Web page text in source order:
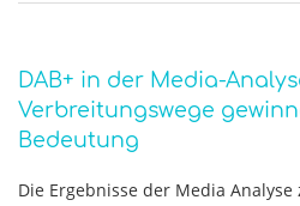
DAB+ in der Media-
Verbreitungswege
Bedeutung
Die Ergebnisse der Media